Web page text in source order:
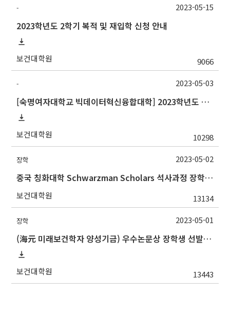
-
2023학년도 2학기 복적 및 재입학 신청 안내
보건대학원 9066
2023-05-15
-
[숙명여자대학교 빅데이터혁신융합대학] 2023학년도 하계 계절학기 교류수학 안내
보건대학원 10298
2023-05-03
장학
중국 칭화대학 Schwarzman Scholars 석사과정 장학 프로그램 설명회 안내
보건대학원 13134
2023-05-02
장학
(海元 미래보건학자 양성기금) 우수논문상 장학생 선발 안내(5/19 수정)
보건대학원 13443
2023-05-01